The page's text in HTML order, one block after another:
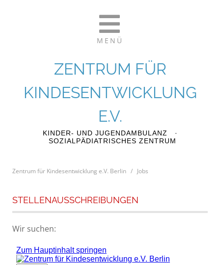
MENÜ
ZENTRUM FÜR
KINDESENTWICKLUNG
E.V.
KINDER- UND JUGENDAMBULANZ ·
SOZIALPÄDIATRISCHES ZENTRUM
Zentrum für Kindesentwicklung e.V. Berlin / Jobs
STELLENAUSSCHREIBUNGEN
Wir suchen: